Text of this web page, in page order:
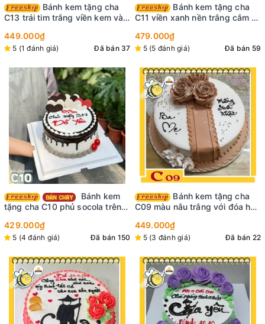
Bánh kem tặng cha
C13 trái tim trắng viền kem và
chữ Cha thư pháp trên bánh
449.000₫
5 (1 đánh giá) Đã bán 37
C11 viền xanh nền trắng cắm 3
đẹp của bố lên mặt bánh
479.000₫
5 (5 đánh giá) Đã bán 59
tặng cha C10 phủ socola trên
socola cắm 1 bên đẹp mắt
429.000₫
5 (4 đánh giá) Đã bán 150
C09 màu nâu trắng với đóa hoa
băng bằng hoa ấn tượng
449.000₫
5 (3 đánh giá) Đã bán 22